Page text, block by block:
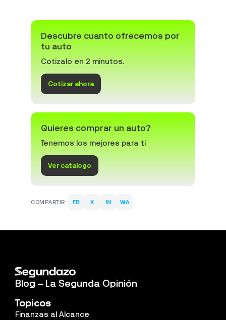
Descubre cuanto ofrecemos por
tu auto
Cotizalo en 2 minutos.
Cotizar ahora
Quieres comprar un auto?
Tenemos los mejores para ti
Ver catalogo
COMPARTIR FB X IN WA
Blog – La Segunda Opinión
Topicos
Finanzas al Alcance